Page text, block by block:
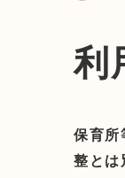
利
保育所
整とは